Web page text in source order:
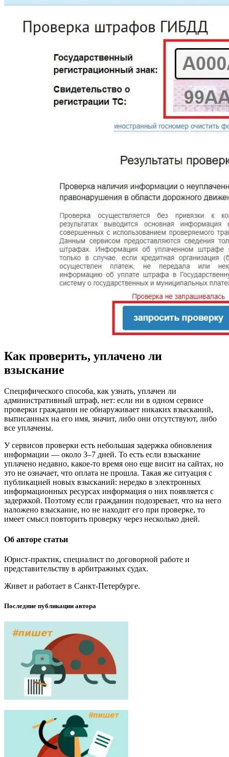
Как проверить, уплачено ли
взыскание
Специфического способа, как узнать, уплачен ли
административный штраф, нет: если ни в одном сервисе
проверки гражданин не обнаруживает никаких взысканий,
выписанных на его имя, значит, либо они отсутствуют, либо
все уплачены.
У сервисов проверки есть небольшая задержка обновления
информации — около 3–7 дней. То есть если взыскание
уплачено недавно, какое-то время оно еще висит на сайтах, но
это не означает, что оплата не прошла. Такая же ситуация с
публикацией новых взысканий: нередко в электронных
информационных ресурсах информация о них появляется с
задержкой. Поэтому если гражданин подозревает, что на него
наложено взыскание, но не находит его при проверке, то
имеет смысл повторить проверку через несколько дней.
Об авторе статьи
Юрист-практик, специалист по договорной работе и
представительству в арбитражных судах.
Живет и работает в Санкт-Петербурге.
Последние публикации автора